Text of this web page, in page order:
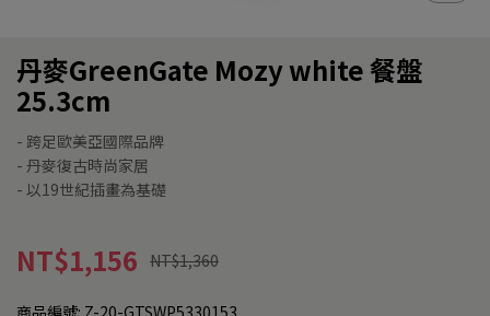
丹麥GreenGate Mozy white 餐盤
25.3cm
- 跨足歐美亞國際品牌
- 丹麥復古時尚家居
- 以19世紀插畫為基礎
NT$1,156 NT$1,360
商品編號: Z-20-GTSWP5330153